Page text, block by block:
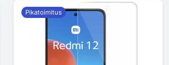
Pikatoimitus